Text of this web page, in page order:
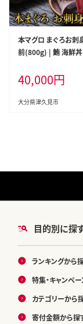
本マグロ まぐろお刺
前(800g) | 鮪 海鮮
40,000円
大分県津久見市
目的別に探
ランキングから
特集・キャンペー
カテゴリーから
寄付金額から探